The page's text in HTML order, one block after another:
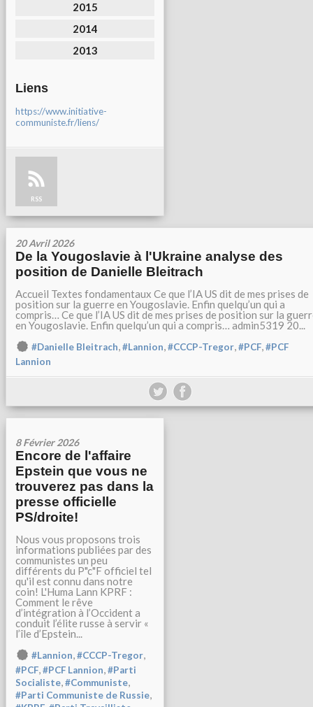
2015
2014
2013
Liens
https://www.initiative-
communiste.fr/liens/
RSS
20 Avril 2026
De la Yougoslavie à l'Ukraine analyse des
position de Danielle Bleitrach
Accueil Textes fondamentaux Ce que l’IA US dit de mes prises de
position sur la guerre en Yougoslavie. Enfin quelqu’un qui a
compris… Ce que l’IA US dit de mes prises de position sur la
en Yougoslavie. Enfin quelqu’un qui a compris… admin5319 20...
#Danielle Bleitrach,#Lannion,#CCCP-Tregor,#PCF,#PCF
Lannion
8 Février 2026
Encore de l'affaire
Epstein que vous ne
trouverez pas dans la
presse officielle
PS/droite!
Nous vous proposons trois
informations publiées par des
communistes un peu
différents du P"c"F officiel tel
qu'il est connu dans notre
coin! L'Huma Lann KPRF :
Comment le rêve
d’intégration à l’Occident a
conduit l’élite russe à servir «
l’île d’Epstein...
#Lannion,#CCCP-Tregor,
#PCF,#PCF Lannion,#Parti
Socialiste,#Communiste,
#Parti Communiste de Russie,